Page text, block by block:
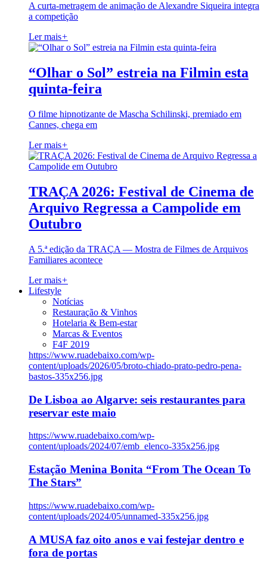
A curta-metragem de animação de Alexandre Siqueira integra
a competição
Ler mais+
“Olhar o Sol” estreia na Filmin esta
quinta-feira
O filme hipnotizante de Mascha Schilinski, premiado em
Cannes, chega em
Ler mais+
TRAÇA 2026: Festival de Cinema de
Arquivo Regressa a Campolide em
Outubro
A 5.ª edição da TRAÇA — Mostra de Filmes de Arquivos
Familiares acontece
Ler mais+
Lifestyle
Notícias
Restauração & Vinhos
Hotelaria & Bem-estar
Marcas & Eventos
F4F 2019
https://www.ruadebaixo.com/wp-
content/uploads/2026/05/broto-chiado-prato-pedro-pena-
bastos-335x256.jpg
De Lisboa ao Algarve: seis restaurantes para
reservar este maio
https://www.ruadebaixo.com/wp-
content/uploads/2024/07/emb_elenco-335x256.jpg
Estação Menina Bonita “From The Ocean To
The Stars”
https://www.ruadebaixo.com/wp-
content/uploads/2024/05/unnamed-335x256.jpg
A MUSA faz oito anos e vai festejar dentro e
fora de portas